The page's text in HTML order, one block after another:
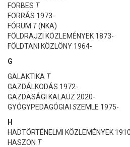
FORBES T
FORRÁS 1973-
FÓRUM T(NKA)
FÖLDRAJZI KÖZLEMÉNYEK 1873-
FÖLDTANI KÖZLÖNY 1964-
G
GALAKTIKA T
GAZDÁLKODÁS 1972-
GAZDASÁGI KALAUZ 2020-
GYÓGYPEDAGÓGIAI SZEMLE 1975-
H
HADTÖRTÉNELMI KÖZLEMÉNYEK
HASZON T